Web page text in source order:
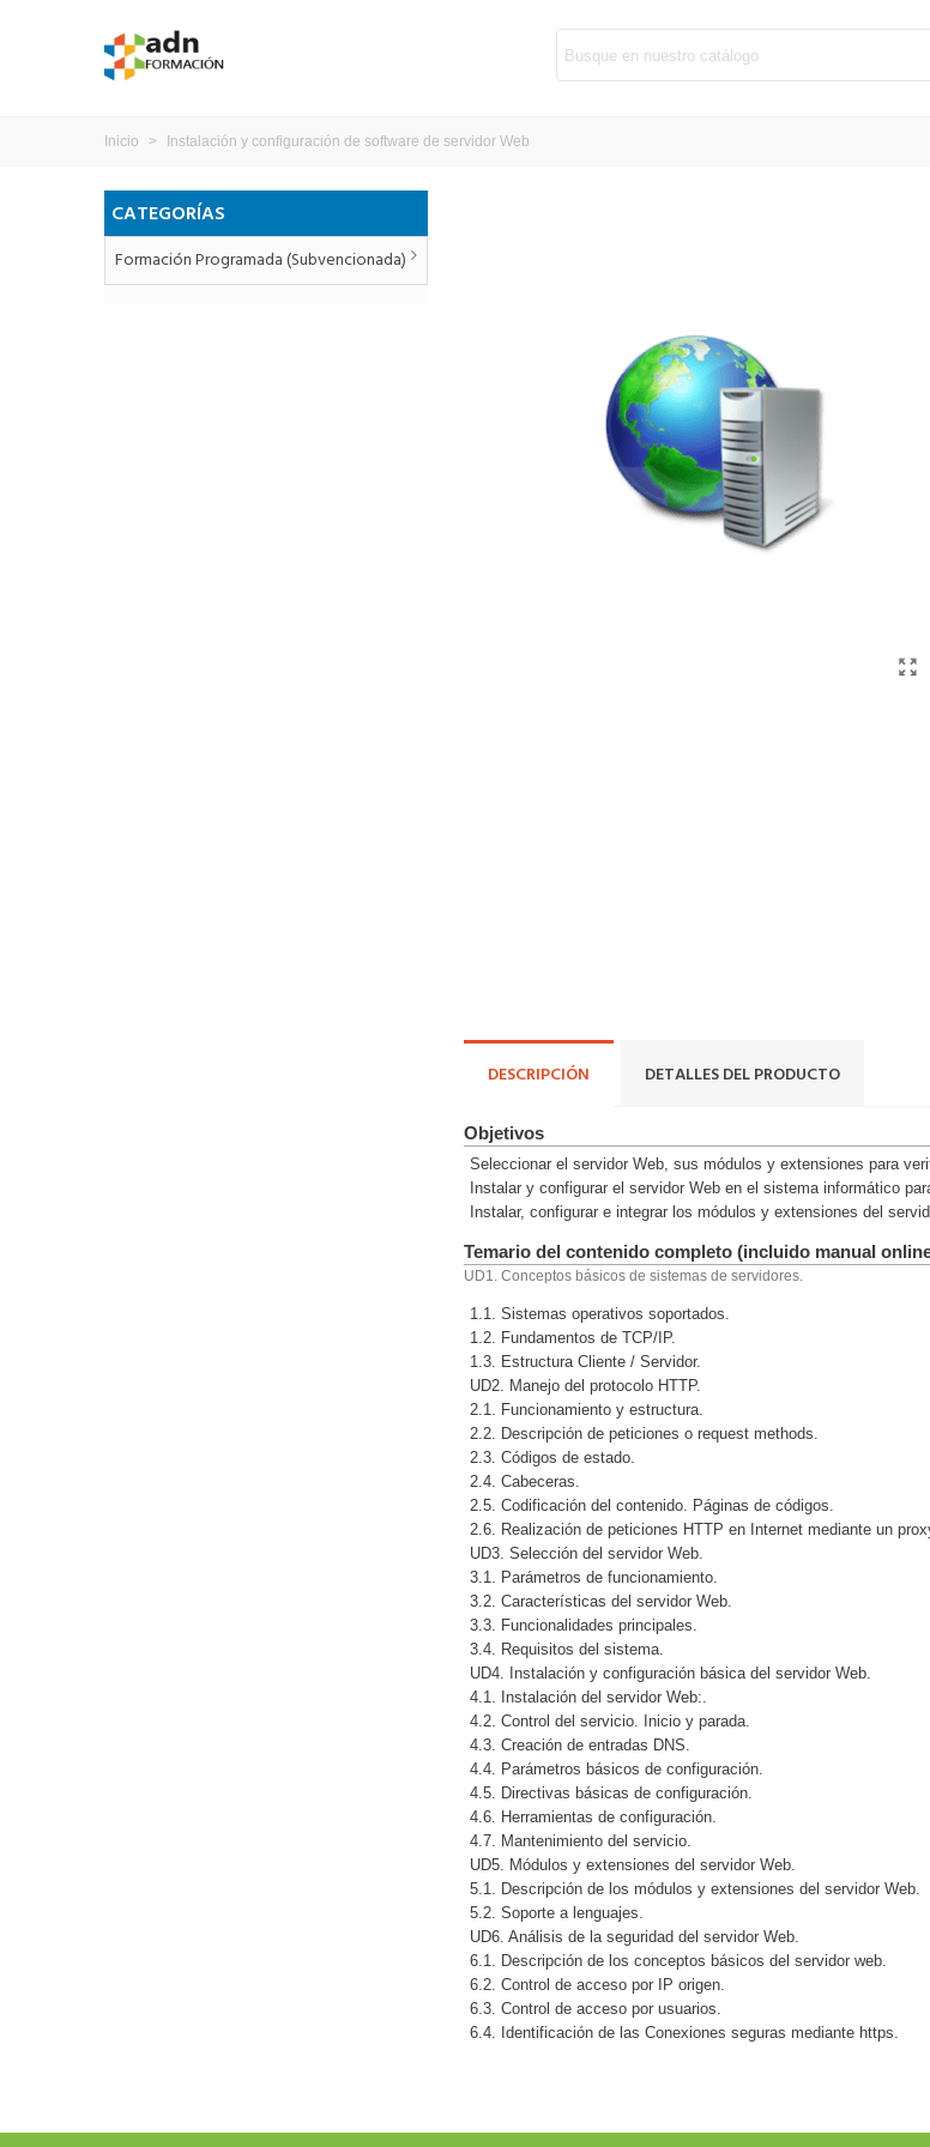
Inicio > Instalación y configuración de software de servidor Web
CATEGORÍAS
Formación Programada (subvencionada)
DESCRIPCIÓN DETALLES DEL PRODUCTO
Objetivos
Seleccionar el servidor Web, sus módulos y extensiones para
Instalar y configurar el servidor Web en el sistema informático
Instalar, configurar e integrar los módulos y extensiones del
Temario del contenido completo (incluido manual
UD1. Conceptos básicos de sistemas de servidores.
1.1. Sistemas operativos soportados.
1.2. Fundamentos de TCP/IP.
1.3. Estructura Cliente / Servidor.
UD2. Manejo del protocolo HTTP.
2.1. Funcionamiento y estructura.
2.2. Descripción de peticiones o request methods.
2.3. Códigos de estado.
2.4. Cabeceras.
2.5. Codificación del contenido. Páginas de códigos.
2.6. Realización de peticiones HTTP en Internet mediante un
UD3. Selección del servidor Web.
3.1. Parámetros de funcionamiento.
3.2. Características del servidor Web.
3.3. Funcionalidades principales.
3.4. Requisitos del sistema.
UD4. Instalación y configuración básica del servidor Web.
4.1. Instalación del servidor Web:.
4.2. Control del servicio. Inicio y parada.
4.3. Creación de entradas DNS.
4.4. Parámetros básicos de configuración.
4.5. Directivas básicas de configuración.
4.6. Herramientas de configuración.
4.7. Mantenimiento del servicio.
UD5. Módulos y extensiones del servidor Web.
5.1. Descripción de los módulos y extensiones del servidor Web.
5.2. Soporte a lenguajes.
UD6. Análisis de la seguridad del servidor Web.
6.1. Descripción de los conceptos básicos del servidor web.
6.2. Control de acceso por IP origen.
6.3. Control de acceso por usuarios.
6.4. Identificación de las Conexiones seguras mediante https.